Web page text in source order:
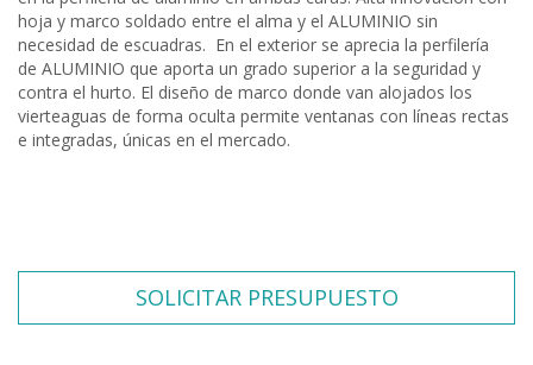
hoja y marco soldado entre el alma y el ALUMINIO sin
necesidad de escuadras. En el exterior se aprecia la perfilería
de ALUMINIO que aporta un grado superior a la seguridad y
contra el hurto. El diseño de marco donde van alojados los
vierteaguas de forma oculta permite ventanas con líneas rectas
e integradas, únicas en el mercado.
SOLICITAR PRESUPUESTO